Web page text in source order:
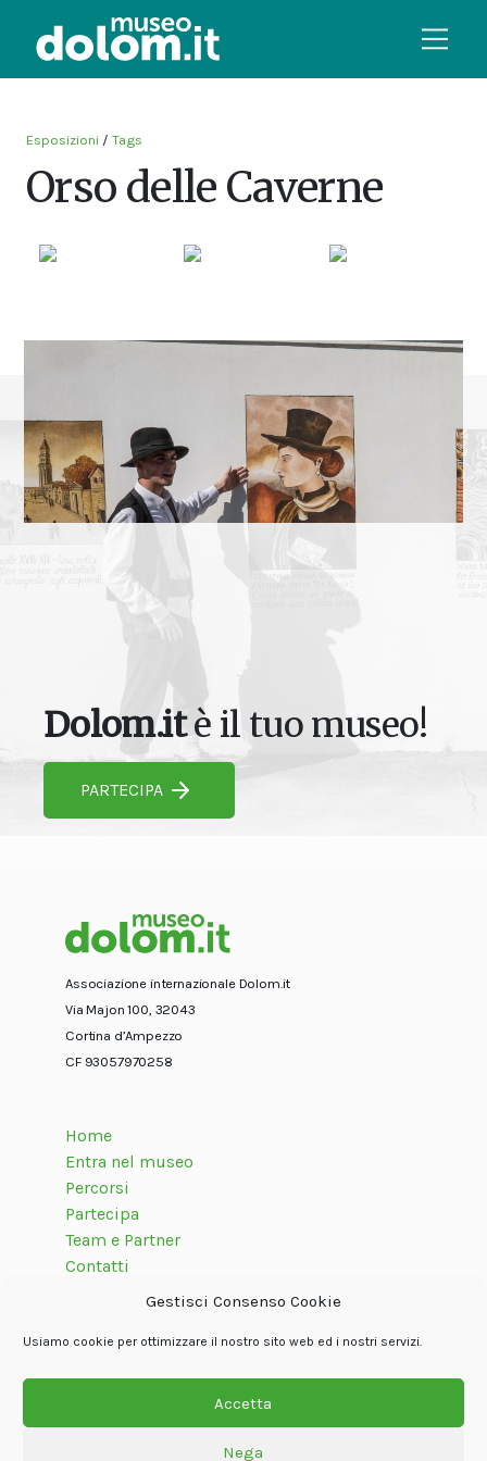
Gestisci Consenso Cookie
Usiamo cookie per ottimizzare il nostro sito web ed i nostri servizi.
Accetta
Nega
Esposizioni / Tags
Orso delle Caverne
Dolom.itè il tuo museo!
PARTECIPA
Associazione internazionale Dolom.it
Via Majon 100, 32043
Cortina d’Ampezzo
CF 93057970258
Home
Entra nel museo
Percorsi
Partecipa
Team e Partner
Contatti
Seguici su
© Associazione internazionale Dolom.it